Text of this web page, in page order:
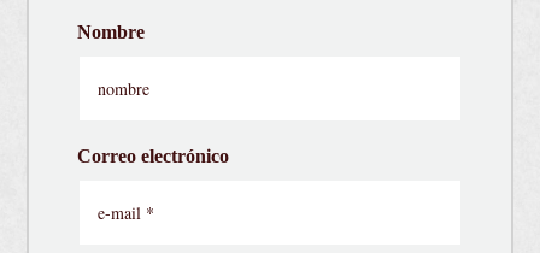
Nombre
Correo electrónico